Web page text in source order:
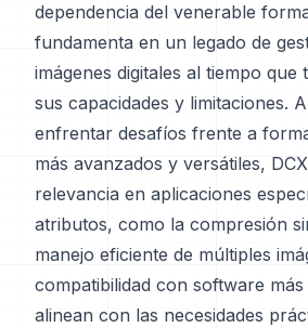
dependencia del venerable
fundamenta en un legado de
imágenes digitales al tiempo que
sus capacidades y limitaciones.
enfrentar desafíos frente a
más avanzados y versátiles,
relevancia en aplicaciones
atributos, como la compresión
manejo eficiente de múltiples
compatibilidad con software
alinean con las necesidades